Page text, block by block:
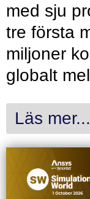
med sju
tre första
miljoner
globalt
Läs mer...